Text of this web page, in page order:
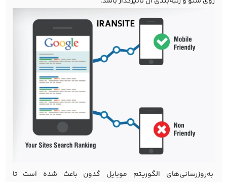
به‌روزرسانی‌های الگوریتم موبایل گدون باعث شده است تا